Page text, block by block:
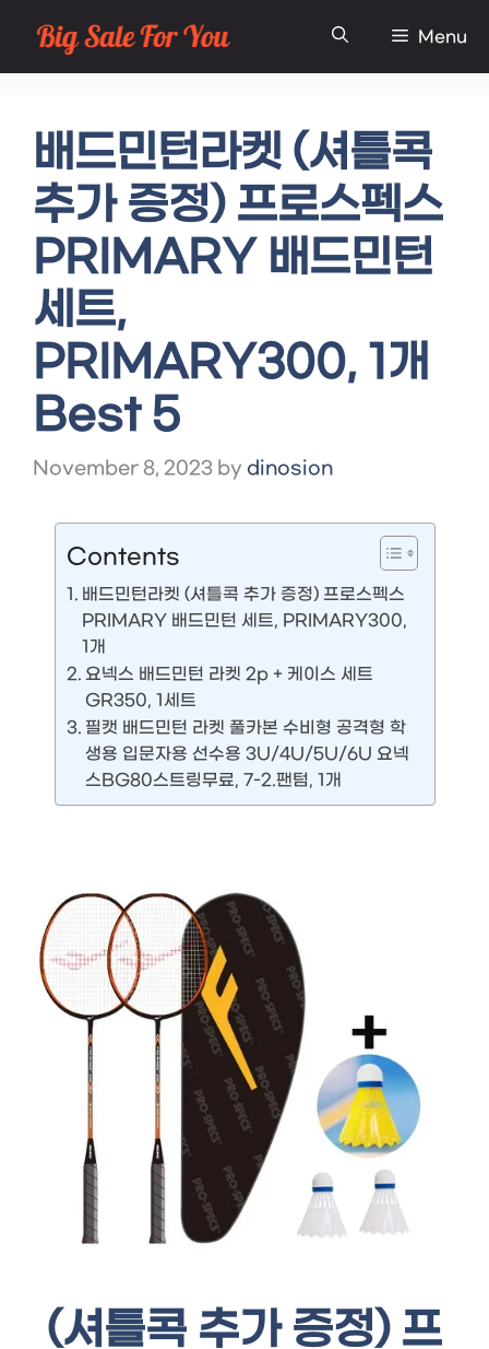
Skip
to
Menu
배드민턴라켓 (셔틀콕
추가 증정) 프로스펙스
PRIMARY 배드민턴
세트,
PRIMARY300, 1개
Best 5
November 8, 2023 by dinosion
Contents
배드민턴라켓 (셔틀콕 추가 증정) 프로스펙스
PRIMARY 배드민턴 세트, PRIMARY300,
1개
요넥스 배드민턴 라켓 2p + 케이스 세트
GR350, 1세트
필캣 배드민턴 라켓 풀카본 수비형 공격형 학
생용 입문자용 선수용 3U/4U/5U/6U 요넥
스BG80스트링무료, 7-2.팬텀, 1개
(셔틀콕 추가 증정) 프